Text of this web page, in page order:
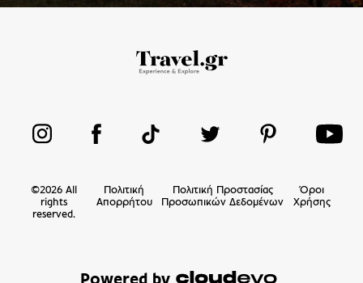
©2026 All
rights
reserved.
Πολιτική
Απορρήτου
Πολιτική Προστασίας
Προσωπικών Δεδομένων
Όροι
Χρήσης